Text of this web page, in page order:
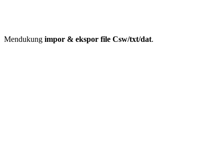
Mendukung impor & ekspor file Csw/txt/dat.